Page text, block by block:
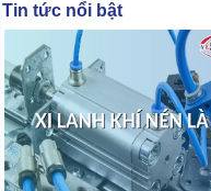
Tin tức nổi bật